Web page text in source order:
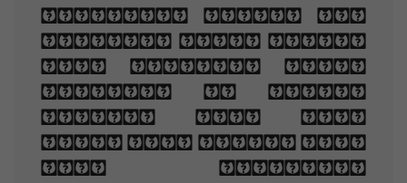
changing face. And
bending down beside
the glowing bars,
Murmur, a little
sadly, how Love
fled And paced upon
the mountains